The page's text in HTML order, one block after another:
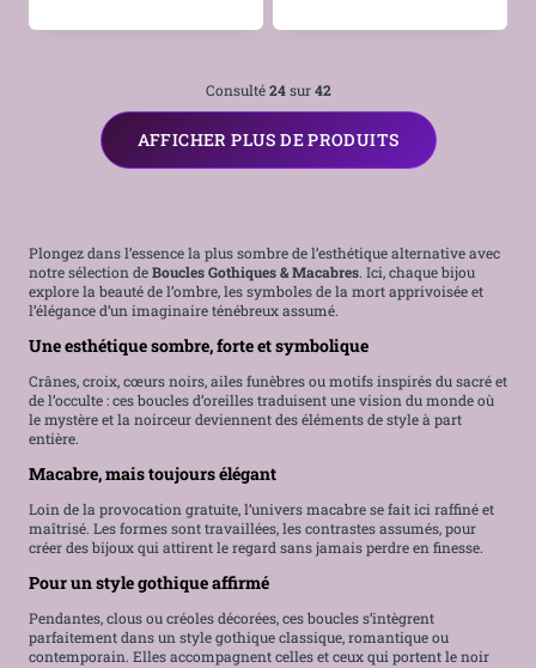
Consulté24sur42
AFFICHER PLUS DE PRODUITS
Plongez dans l’essence la plus sombre de l’esthétique alternative avec
notre sélection deBoucles Gothiques & Macabres. Ici, chaque bijou
explore la beauté de l’ombre, les symboles de la mort apprivoisée et
l’élégance d’un imaginaire ténébreux assumé.
Une esthétique sombre, forte et symbolique
Crânes, croix, cœurs noirs, ailes funèbres ou motifs inspirés du sacré et
de l’occulte : ces boucles d’oreilles traduisent une vision du monde où
le mystère et la noirceur deviennent des éléments de style à part
entière.
Macabre, mais toujours élégant
Loin de la provocation gratuite, l’univers macabre se fait ici raffiné et
maîtrisé. Les formes sont travaillées, les contrastes assumés, pour
créer des bijoux qui attirent le regard sans jamais perdre en finesse.
Pour un style gothique affirmé
Pendantes, clous ou créoles décorées, ces boucles s’intègrent
parfaitement dans un style gothique classique, romantique ou
contemporain. Elles accompagnent celles et ceux qui portent le noir